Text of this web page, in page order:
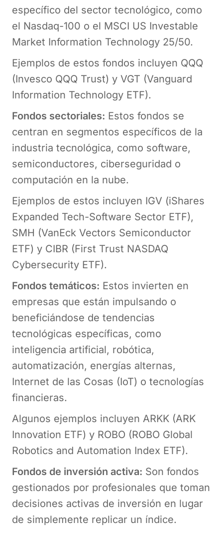
específico del sector tecnológico, como
el Nasdaq-100 o el MSCI US Investable
Market Information Technology 25/50.
Ejemplos de estos fondos incluyen QQQ
(Invesco QQQ Trust) y VGT (Vanguard
Information Technology ETF).
Fondos sectoriales: Estos fondos se
centran en segmentos específicos de la
industria tecnológica, como software,
semiconductores, ciberseguridad o
computación en la nube.
Ejemplos de estos incluyen IGV (iShares
Expanded Tech-Software Sector ETF),
SMH (VanEck Vectors Semiconductor
ETF) y CIBR (First Trust NASDAQ
Cybersecurity ETF).
Fondos temáticos: Estos invierten en
empresas que están impulsando o
beneficiándose de tendencias
tecnológicas específicas, como
inteligencia artificial, robótica,
automatización, energías alternas,
Internet de las Cosas (IoT) o tecnologías
financieras.
Algunos ejemplos incluyen ARKK (ARK
Innovation ETF) y ROBO (ROBO Global
Robotics and Automation Index ETF).
Fondos de inversión activa: Son fondos
gestionados por profesionales que toman
decisiones activas de inversión en lugar
de simplemente replicar un índice.